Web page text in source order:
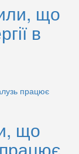
що
в
що